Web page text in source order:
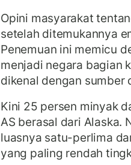
Opini masyarakat
setelah ditemukannya
Penemuan ini memicu
menjadi negara bagian
dikenal dengan sumber
Kini 25 persen minyak
AS berasal dari Alaska.
luasnya satu-perlima
yang paling rendah